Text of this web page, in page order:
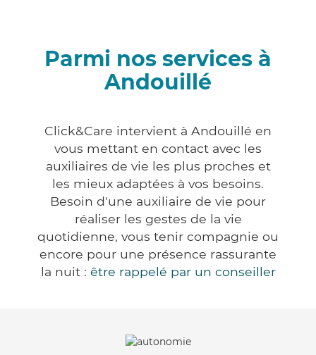
Parmi nos services à
Andouillé
Click&Care intervient à Andouillé en
vous mettant en contact avec les
auxiliaires de vie les plus proches et
les mieux adaptées à vos besoins.
Besoin d'une auxiliaire de vie pour
réaliser les gestes de la vie
quotidienne, vous tenir compagnie ou
encore pour une présence rassurante
la nuit : être rappelé par un conseiller